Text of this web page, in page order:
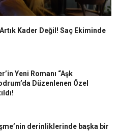
Kader Değil! Saç Ekiminde
Yeni Romanı “Aşk
Düzenlenen Özel
derinliklerinde başka bir